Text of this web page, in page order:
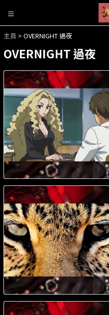
主頁 > OVERNIGHT 過夜
OVERNIGHT 過夜